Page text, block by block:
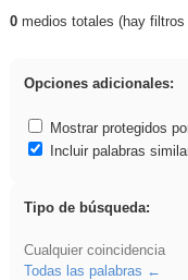
Resultados de:
0medios totales (hay filtros
Opciones adicionales:
Mostrar protegidos
Incluir palabras
Tipo de búsqueda:
Cualquier coincidencia
Todas las palabras